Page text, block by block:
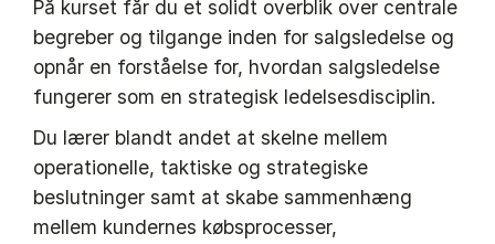
På kurset får du et solidt overblik over centrale
begreber og tilgange inden for salgsledelse og
opnår en forståelse for, hvordan salgsledelse
fungerer som en strategisk ledelsesdisciplin.
Du lærer blandt andet at skelne mellem
operationelle, taktiske og strategiske
beslutninger samt at skabe sammenhæng
mellem kundernes købsprocesser,